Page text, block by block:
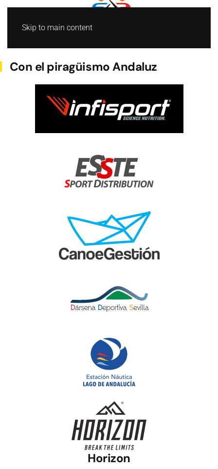
Skip to main content
BARCO DRAGON
Con el piragüismo Andaluz
Horizon